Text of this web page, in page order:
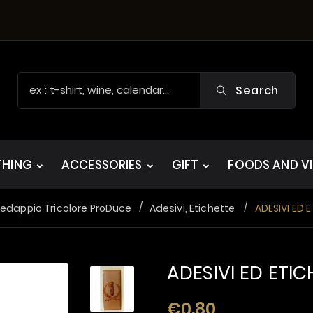
Search
ACCESSORIES GIFT FOODS AND
Tricolore ProDuce Adesivi, Etichette ADESIVI ED
ADESIVI ED